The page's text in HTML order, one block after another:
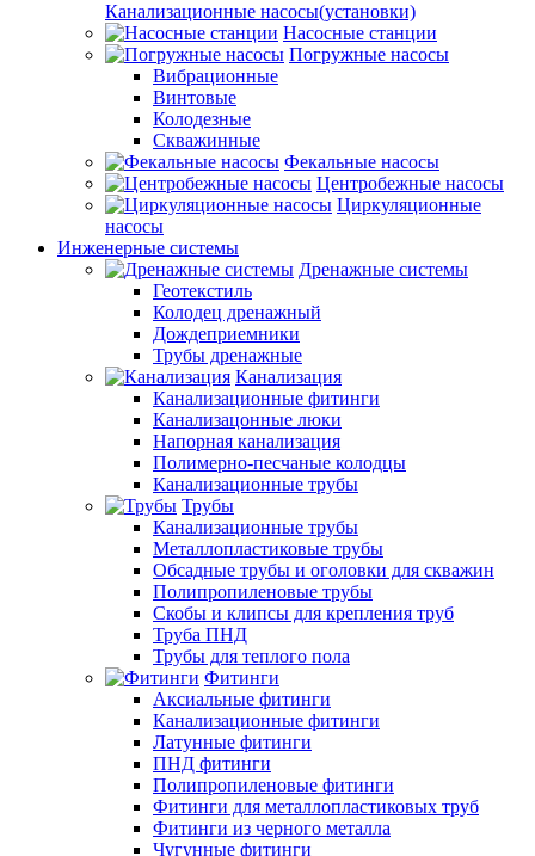
Канализационные насосы(установки)
Насосные станции
Погружные насосы
Вибрационные
Винтовые
Колодезные
Скважинные
Фекальные насосы
Центробежные насосы
Циркуляционные
насосы
Инженерные системы
Дренажные системы
Геотекстиль
Колодец дренажный
Дождеприемники
Трубы дренажные
Канализация
Канализационные фитинги
Канализацонные люки
Напорная канализация
Полимерно-песчаные колодцы
Канализационные трубы
Трубы
Канализационные трубы
Металлопластиковые трубы
Обсадные трубы и оголовки для скважин
Полипропиленовые трубы
Скобы и клипсы для крепления труб
Труба ПНД
Трубы для теплого пола
Фитинги
Аксиальные фитинги
Канализационные фитинги
Латунные фитинги
ПНД фитинги
Полипропиленовые фитинги
Фитинги для металлопластиковых труб
Фитинги из черного металла
Чугунные фитинги